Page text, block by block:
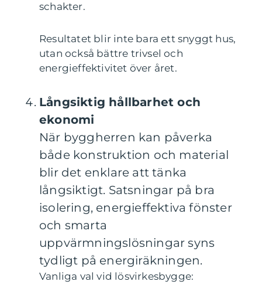
schakter.
Resultatet blir inte bara ett snyggt hus,
utan också bättre trivsel och
energieffektivitet över året.
Långsiktig hållbarhet och
ekonomi
När byggherren kan påverka
både konstruktion och material
blir det enklare att tänka
långsiktigt. Satsningar på bra
isolering, energieffektiva fönster
och smarta
uppvärmningslösningar syns
tydligt på energiräkningen.
Vanliga val vid lösvirkesbygge: